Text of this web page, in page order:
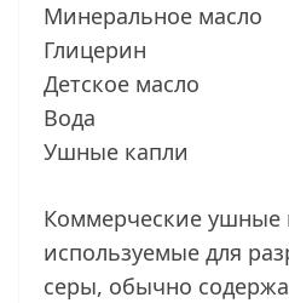
Минеральное масло
Глицерин
Детское масло
Вода
Ушные капли
Коммерческие ушные
используемые для
серы, обычно